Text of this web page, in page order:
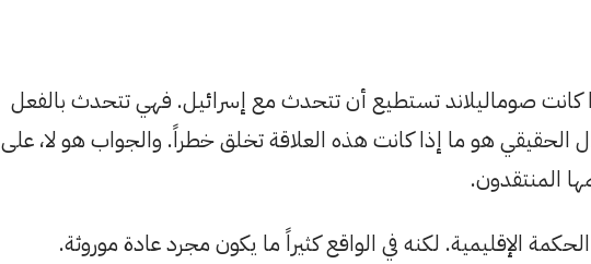
صوماليلاند تستطيع أن تتحدث مع إسرائيل. فهي تتحدث بالفعل
الحقيقي هو ما إذا كانت هذه العلاقة تخلق خطراً. والجواب هو لا، على
المنتقدون.
الإقليمية. لكنه في الواقع كثيراً ما يكون مجرد عادة موروثة.